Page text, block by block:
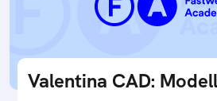
Valentina CAD: